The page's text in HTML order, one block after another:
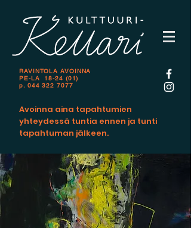
RAVINTOLA AVOINNA
PE-LA 18-24 (01)
p. 044 322 7077
Avoinna aina tapahtumien
yhteydessä tuntia ennen ja tunti
tapahtuman jälkeen.